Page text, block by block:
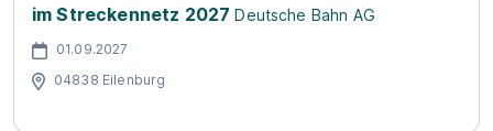
im Streckennetz 2027 Deutsche Bahn AG
01.09.2027
04838 Eilenburg